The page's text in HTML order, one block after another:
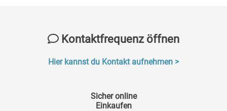
Kontaktfrequenz öffnen
Hier kannst du Kontakt aufnehmen >
Sicher online
Einkaufen